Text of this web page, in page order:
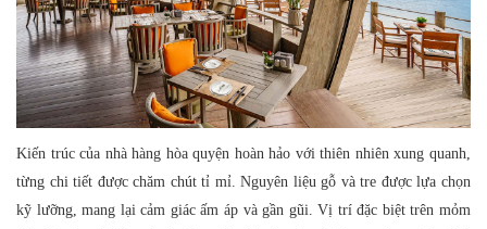
Kiến trúc của nhà hàng hòa quyện hoàn hảo với thiên nhiên xung quanh,
từng chi tiết được chăm chút tỉ mỉ. Nguyên liệu gỗ và tre được lựa chọn
kỹ lưỡng, mang lại cảm giác ấm áp và gần gũi. Vị trí đặc biệt trên mỏm